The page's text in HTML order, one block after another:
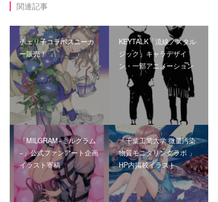
関連記事
チェリ子コラボスニーカ
ー販売！
KEYTALK「流線ノスタル
ジック」キャラデザイ
ン・一部アニメーション
「MILGRAM−ミルグラム
−」公式ファンアート企画
イラスト寄稿
「千葉工業大学 微量汚染
物質モニタリングラボ 」
HP内掲載イラスト